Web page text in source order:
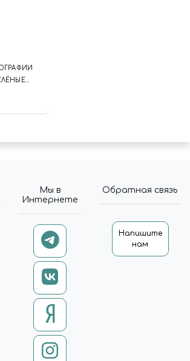
Мы в
Интернете
Обратная связь
Напишите
нам